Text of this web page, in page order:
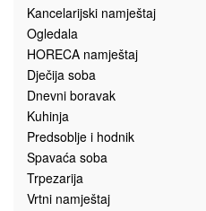
Kancelarijski namještaj
Ogledala
HORECA namještaj
Dječija soba
Dnevni boravak
Kuhinja
Predsoblje i hodnik
Spavaća soba
Trpezarija
Vrtni namještaj